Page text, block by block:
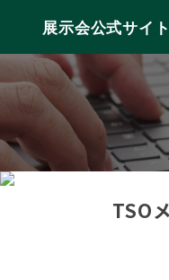
展示会公式サイト
TSO